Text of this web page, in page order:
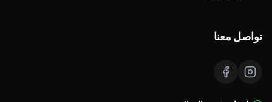
تواصل معنا